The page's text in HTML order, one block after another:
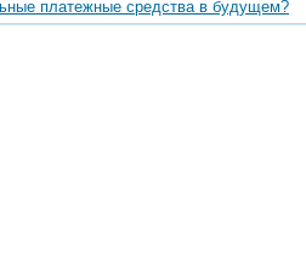
платежные средства в будущем?